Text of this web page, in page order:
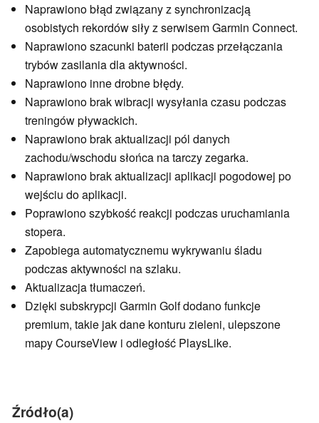
Naprawiono błąd związany z synchronizacją
osobistych rekordów siły z serwisem Garmin Connect.
Naprawiono szacunki baterii podczas przełączania
trybów zasilania dla aktywności.
Naprawiono inne drobne błędy.
Naprawiono brak wibracji wysyłania czasu podczas
treningów pływackich.
Naprawiono brak aktualizacji pól danych
zachodu/wschodu słońca na tarczy zegarka.
Naprawiono brak aktualizacji aplikacji pogodowej po
wejściu do aplikacji.
Poprawiono szybkość reakcji podczas uruchamiania
stopera.
Zapobiega automatycznemu wykrywaniu śladu
podczas aktywności na szlaku.
Aktualizacja tłumaczeń.
Dzięki subskrypcji Garmin Golf dodano funkcje
premium, takie jak dane konturu zieleni, ulepszone
mapy CourseView i odległość PlaysLike.
Źródło(a)